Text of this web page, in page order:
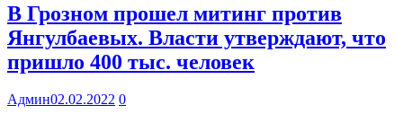
В Грозном прошел митинг против
Янгулбаевых. Власти утверждают, что
пришло 400 тыс. человек
Админ02.02.2022 0